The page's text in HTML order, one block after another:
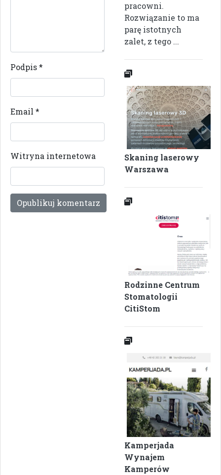
Podpis*
Email *
Witryna internetowa
pracowni.
Rozwiązanie to ma
parę istotnych
zalet, z tego ...
Skaning laserowy
Warszawa
Rodzinne Centrum
Stomatologii
CitiStom
Kamperjada
Wynajem
Kamperów